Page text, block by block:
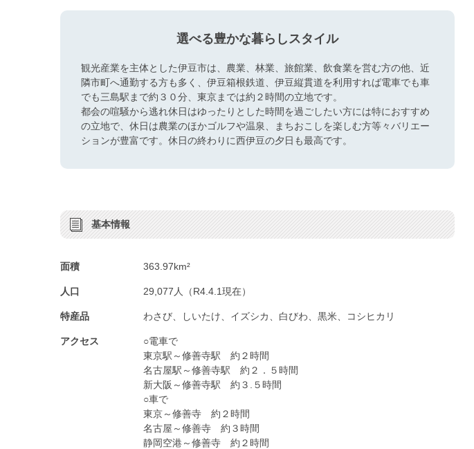
選べる豊かな暮らしスタイル
観光産業を主体とした伊豆市は、農業、林業、旅館業、飲食業を営む方の他、近
隣市町へ通勤する方も多く、伊豆箱根鉄道、伊豆縦貫道を利用すれば電車でも車
でも三島駅まで約３０分、東京までは約２時間の立地です。
都会の喧騒から逃れ休日はゆったりとした時間を過ごしたい方には特におすすめ
の立地で、休日は農業のほかゴルフや温泉、まちおこしを楽しむ方等々バリエー
ションが豊富です。休日の終わりに西伊豆の夕日も最高です。
基本情報
面積 363.97km²
人口 29,077人（R4.4.1現在）
特産品 わさび、しいたけ、イズシカ、白びわ、黒米、コシヒカリ
アクセス
○電車で
東京駅～修善寺駅 約２時間
名古屋駅～修善寺駅 約２．５時間
新大阪～修善寺駅 約３.５時間
○車で
東京～修善寺 約２時間
名古屋～修善寺 約３時間
静岡空港～修善寺 約２時間